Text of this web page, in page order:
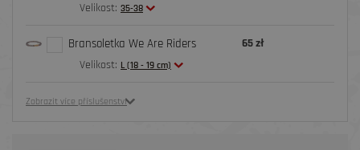
Velikost: 35-38
Bransoletka We Are Riders
Velikost: L (18 - 19 cm)
65 zł
Zobrazit více příslušenství